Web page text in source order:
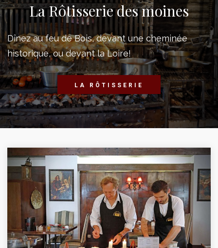
La Rôtisserie des moines
Dînez au feu de Bois, devant une cheminée
historique, ou devant la Loire!
LA RÔTISSERIE